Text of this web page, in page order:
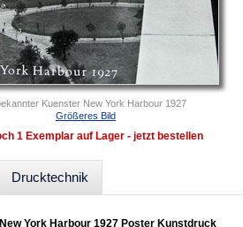
Kuenster New York Harbour 1927
Größeres Bild
1 Exemplar auf Lager - jetzt bestellen
Drucktechnik
York Harbour 1927 Poster Kunstdruck